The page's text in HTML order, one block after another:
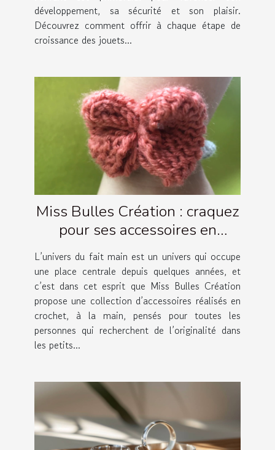
développement, sa sécurité et son plaisir.
Découvrez comment offrir à chaque étape de
croissance des jouets...
Miss Bulles Création : craquez
pour ses accessoires en
crochet artisanaux !
L’univers du fait main est un univers qui occupe
une place centrale depuis quelques années, et
c’est dans cet esprit que Miss Bulles Création
propose une collection d’accessoires réalisés en
crochet, à la main, pensés pour toutes les
personnes qui recherchent de l’originalité dans
les petits...